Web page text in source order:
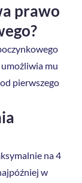
prawo
umożliwia mu
pierwszego
na 4
w